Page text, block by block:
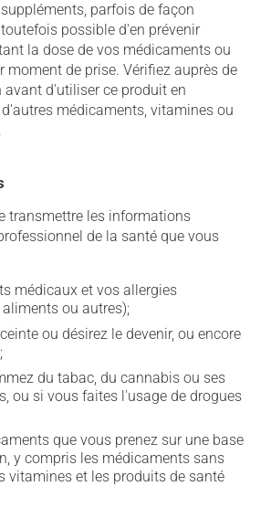
parfois de façon
possible d'en prévenir
la dose de vos médicaments ou
moment de prise. Vérifiez auprès de
d'utiliser ce produit en
médicaments, vitamines ou
transmettre les informations
de la santé que vous
médicaux et vos allergies
ou autres);
ou désirez le devenir, ou encore
du tabac, du cannabis ou ses
ou si vous faites l'usage de drogues
que vous prenez sur une base
y compris les médicaments sans
vitamines et les produits de santé